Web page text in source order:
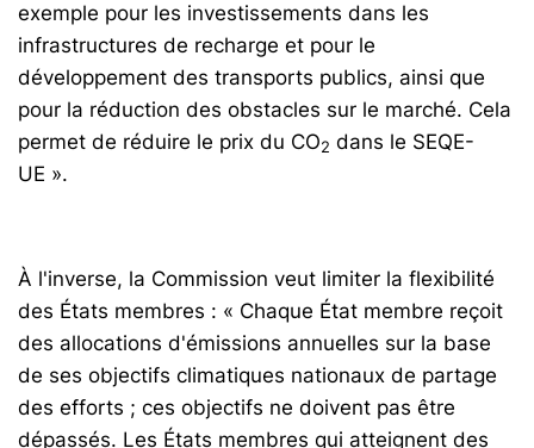
exemple pour les investissements dans les
infrastructures de recharge et pour le
développement des transports publics, ainsi que
pour la réduction des obstacles sur le marché. Cela
permet de réduire le prix du CO2 dans le SEQE-
UE ».
À l'inverse, la Commission veut limiter la flexibilité
des États membres : « Chaque État membre reçoit
des allocations d'émissions annuelles­ sur la base
de ses objectifs climatiques nationaux de partage
des efforts ; ces objectifs ne doivent pas être
dépassés. Les États membres qui atteignent des